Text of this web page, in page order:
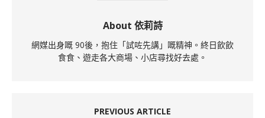
About 依莉詩
網媒出身嘅 90後，抱住「試咗先講」嘅精神。終日飲飲
食食、遊走各大商場、小店尋找好去處。
PREVIOUS ARTICLE